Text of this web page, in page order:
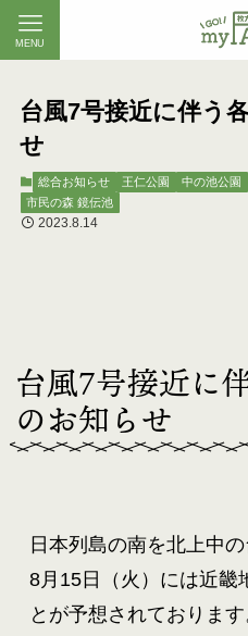
MENU
台風7号接近に伴う
せ
総合お知らせ 王仁公園 中の池公園
市民の森 鏡伝池
2023.8.14
台風7号接近に
のお知らせ
日本列島の南を北上中
8月15日（火）には近畿
とが予想されておりま